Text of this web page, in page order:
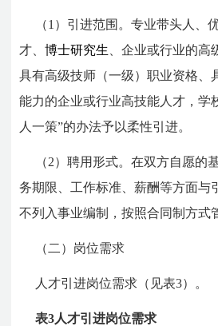
（1）引进范围。专业带头人、
才、博士研究生 、企业或行业的高
具有高级技师（一级）职业资格、
能力的企业或行业高技能人才，学
人一策”的办法予以柔性引进。
（2）聘用形式。在双方自愿的
务期限、工作标准、薪酬等方面与
不列入事业编制，按照合同制方式
（二）岗位需求
人才引进岗位需求（见表3）。
表3人才引进岗位需求